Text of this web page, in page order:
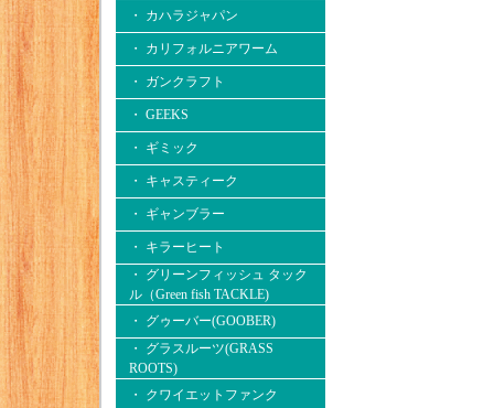
・ カハラジャパン
・ カリフォルニアワーム
・ ガンクラフト
・ GEEKS
・ ギミック
・ キャスティーク
・ ギャンブラー
・ キラーヒート
・ グリーンフィッシュ タック
ル（Green fish TACKLE)
・ グゥーバー(GOOBER)
・ グラスルーツ(GRASS
ROOTS)
・ クワイエットファンク